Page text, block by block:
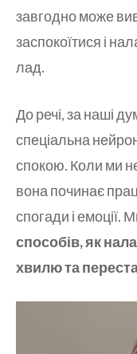
завгодно може
заспокоїтися і
лад.
До речі, за наші
спеціальна
спокою. Коли ми
вона починає
спогади і емоції.
способів, як
хвилю та